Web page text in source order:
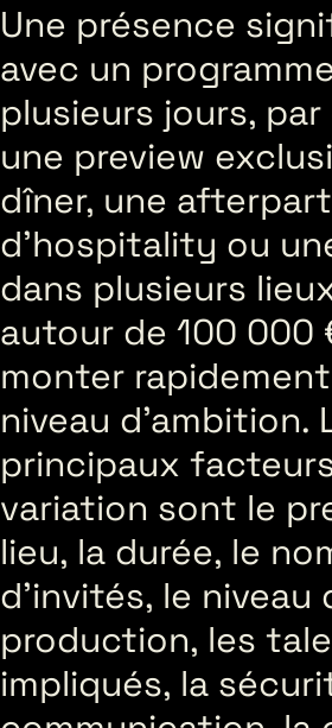
Une présence
avec un
plusieurs jours,
une preview
dîner, une
d’hospitality ou
dans plusieurs
autour de 100
monter
niveau d’ambition.
principaux
variation sont le
lieu, la durée, le
d’invités, le niveau
production, les
impliqués, la